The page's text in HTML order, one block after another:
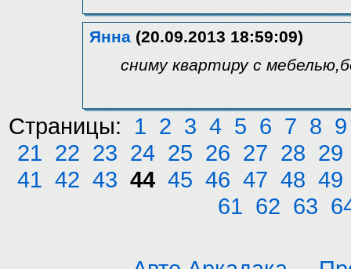
Янна (20.09.2013 18:59:09)
сниму квартиру с
Страницы: 1 2 3 4 5 6 7 8 9
21 22 23 24 25 26 27 28 29
41 42 43 44 45 46 47 48 49
61 62 63